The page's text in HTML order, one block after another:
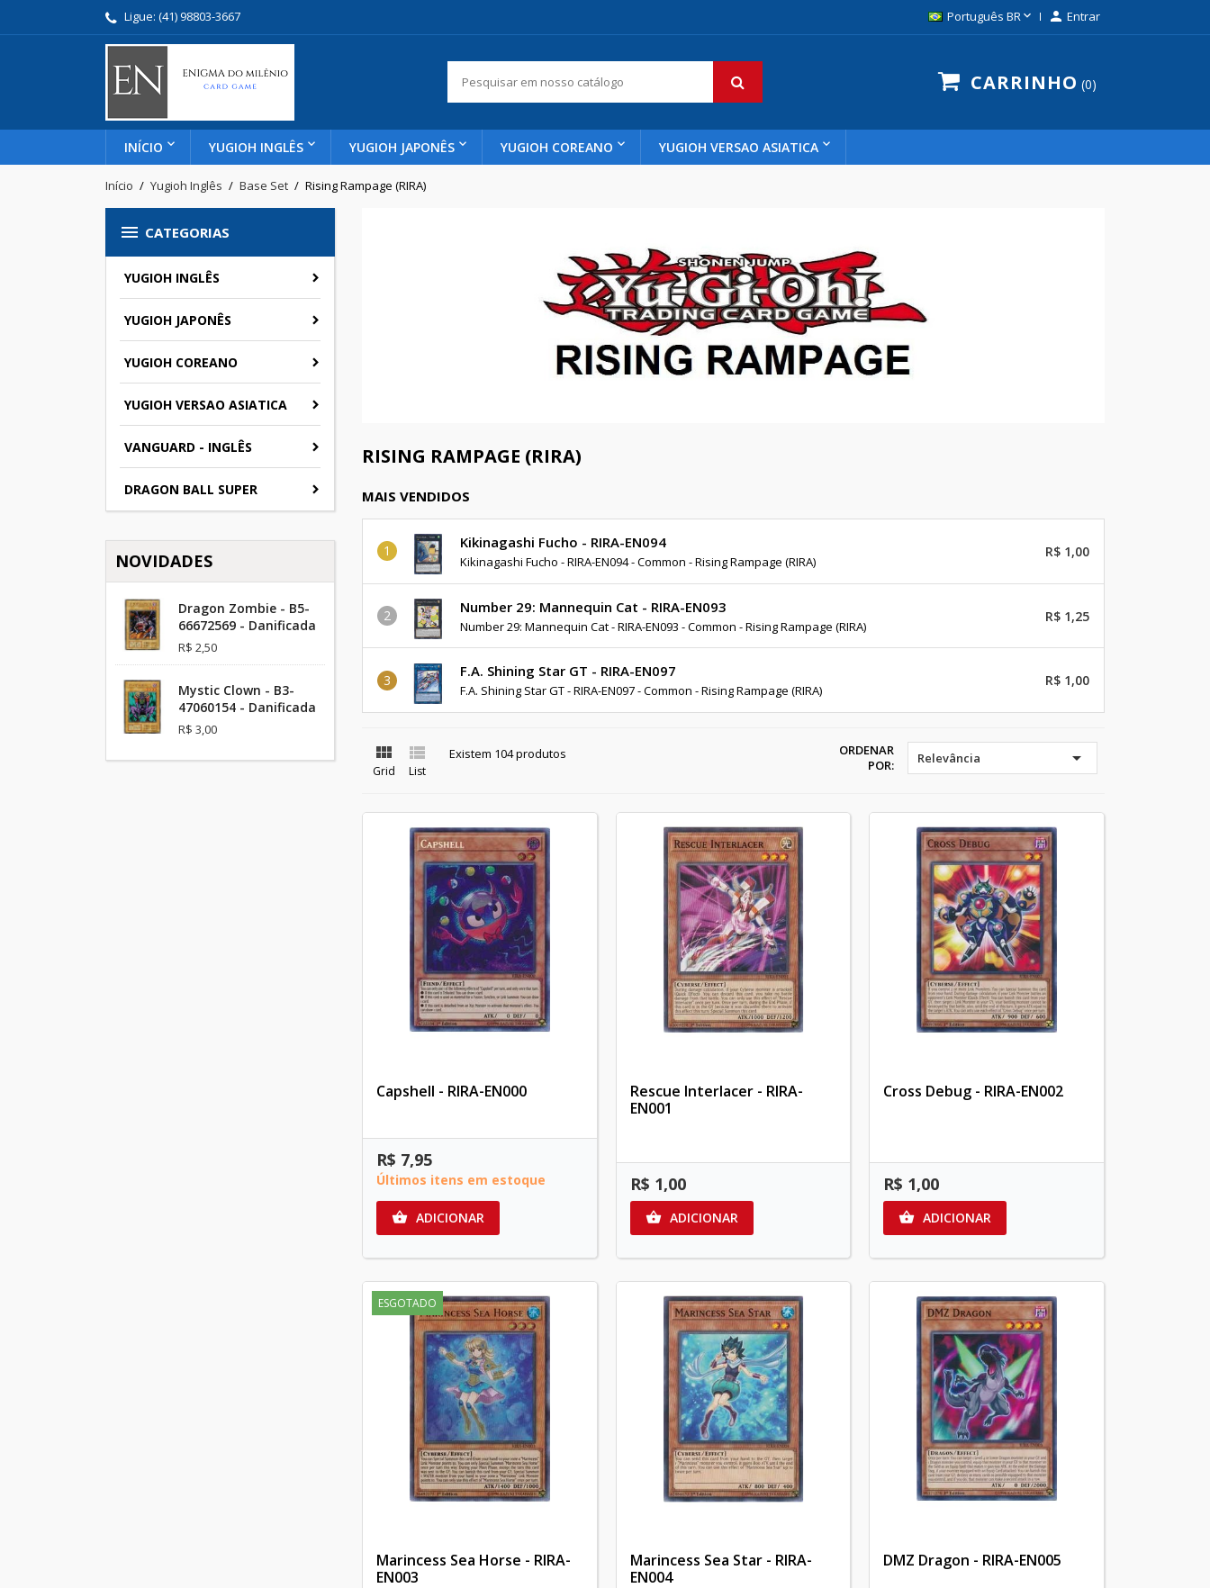
Ligue: (41) 98803-3667 Português BR  Entrar
CARRINHO 0
INÍCIO YUGIOH INGLÊS YUGIOH JAPONÊS YUGIOH COREANO YUGIOH VERSAO ASIATICA
Início Yugioh Inglês Base Set Rising Rampage (RIRA)
 CATEGORIAS
YUGIOH INGLÊS
YUGIOH JAPONÊS
YUGIOH COREANO
YUGIOH VERSAO ASIATICA
VANGUARD - INGLÊS
DRAGON BALL SUPER
NOVIDADES
Dragon Zombie - B5-
66672569 - Danificada
R$ 2,50
Mystic Clown - B3-
47060154 - Danificada
R$ 3,00
RISING RAMPAGE (RIRA)
MAIS VENDIDOS
Kikinagashi Fucho - RIRA-EN094
Kikinagashi Fucho - RIRA-EN094 - Common - Rising Rampage (RIRA)
R$ 1,00
Number 29: Mannequin Cat - RIRA-EN093
Number 29: Mannequin Cat - RIRA-EN093 - Common - Rising Rampage (RIRA)
R$ 1,25
F.A. Shining Star GT - RIRA-EN097
F.A. Shining Star GT - RIRA-EN097 - Common - Rising Rampage (RIRA)
R$ 1,00

Grid

List
Existem 104 produtos
ORDENAR
POR:
Relevância 
Capshell - RIRA-EN000
R$ 7,95
Últimos itens em estoque
 ADICIONAR
Rescue Interlacer - RIRA-
EN001
R$ 1,00
 ADICIONAR
Cross Debug - RIRA-EN002
R$ 1,00
 ADICIONAR
ESGOTADO
Marincess Sea Horse - RIRA-
EN003
Marincess Sea Star - RIRA-
EN004
DMZ Dragon - RIRA-EN005